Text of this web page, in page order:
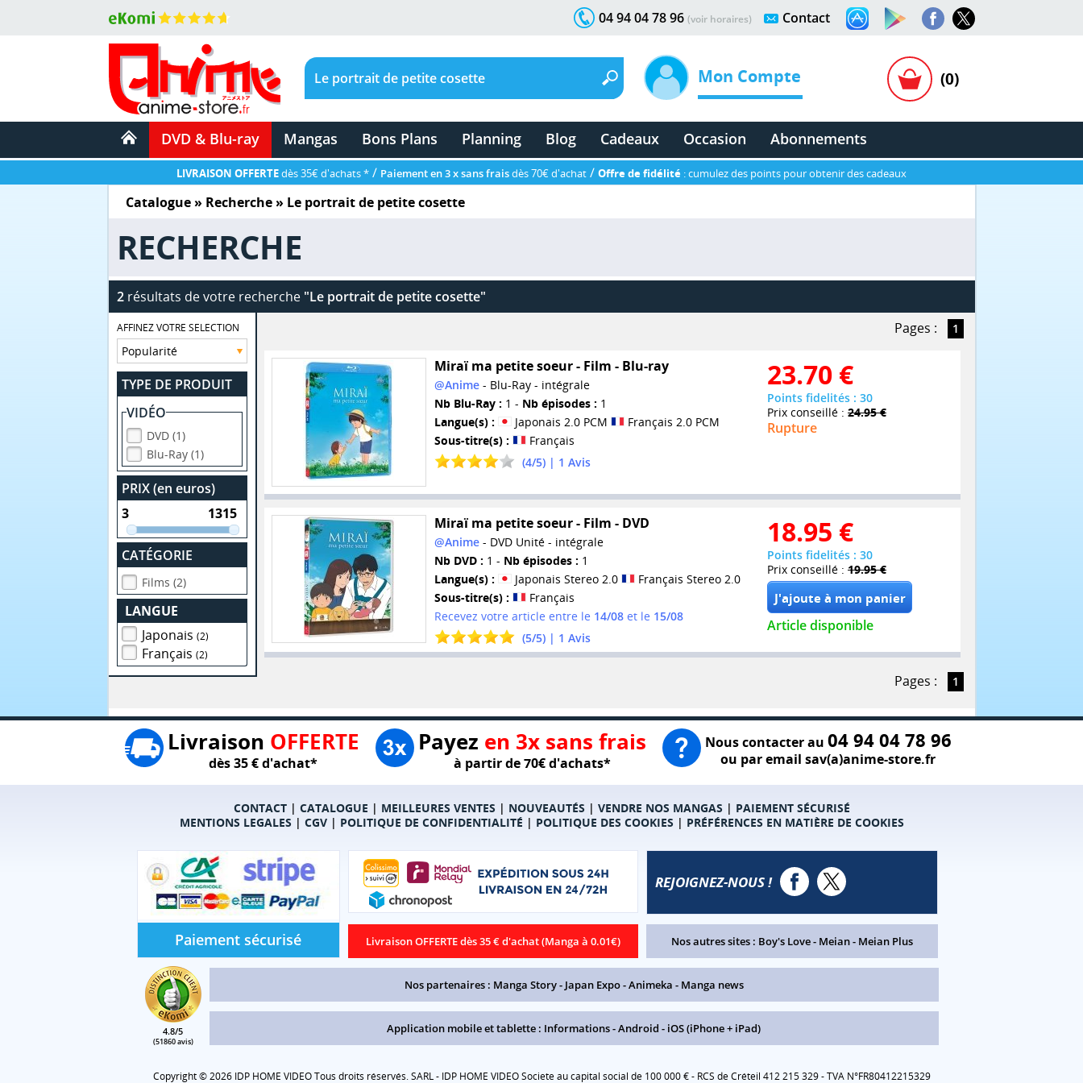
Contact
04 94 04 78 96 (voir horaires)
Mon Compte (0)
DVD & Blu-ray Mangas Bons Plans Planning Blog Cadeaux Occasion Abonnements
LIVRAISON OFFERTEdès 35€ d'achats * / Paiement en 3 x sans fraisdès 70€ d'achat / Offre de fidélité : cumulez des points pour obtenir des cadeaux
Catalogue» Recherche » Le portrait de petite cosette
RECHERCHE
2résultats de votre recherche "Le portrait de petite cosette"
AFFINEZ VOTRE SELECTION
TYPE DE PRODUIT
VIDÉO
DVD (1)
Blu-Ray (1)
PRIX (en euros)
CATÉGORIE
Films (2)
LANGUE
Japonais(2)
Français(2)
Pages : 1
Miraï ma petite soeur - Film - Blu-ray
@Anime- Blu-Ray - intégrale
Nb Blu-Ray : 1 - Nb épisodes : 1
Langue(s) :
Japonais 2.0 PCM
Français 2.0 PCM
Sous-titre(s) :
Français
(4/5) | 1 Avis
23.70 €
Points fidelités : 30
Prix conseillé : 24.95 €
Rupture
Miraï ma petite soeur - Film - DVD
@Anime- DVD Unité - intégrale
Nb DVD : 1 - Nb épisodes : 1
Langue(s) :
Japonais Stereo 2.0
Français Stereo 2.0
Sous-titre(s) :
Français
Recevez votre article entre le 14/08et le 15/08
(5/5) | 1 Avis
18.95 €
Points fidelités : 30
Prix conseillé : 19.95 €
Article disponible
Pages : 1
Livraison OFFERTE
dès 35 € d'achat*
Payez en 3x sans frais
à partir de 70€ d'achats*
Nous contacter au 04 94 04 78 96
ou par email sav(a)anime-store.fr
CONTACT| CATALOGUE | MEILLEURES VENTES | NOUVEAUTÉS | VENDRE NOS MANGAS | PAIEMENT SÉCURISÉ
MENTIONS LEGALES | CGV| POLITIQUE DE CONFIDENTIALITÉ | POLITIQUE DES COOKIES | PRÉFÉRENCES EN MATIÈRE DE COOKIES
Paiement sécurisé Livraison OFFERTE dès 35 € d'achat (Manga à 0.01€)
REJOIGNEZ-NOUS !
Nos autres sites : Boy's Love- Meian- Meian Plus
4.8/5
(51860 avis)
Nos partenaires : Manga Story- Japan Expo-Animeka - Manga news
Application mobile et tablette : Informations-Android - iOS (iPhone + iPad)
Copyright © 2026 IDP HOME VIDEO Tous droits réservés. SARL - IDP HOME VIDEO Societe au capital social de 100 000 € - RCS de Créteil 412 215 329 - TVA N°FR80412215329